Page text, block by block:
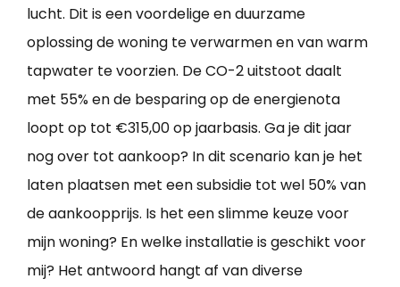
lucht. Dit is een voordelige en duurzame
oplossing de woning te verwarmen en van warm
tapwater te voorzien. De CO-2 uitstoot daalt
met 55% en de besparing op de energienota
loopt op tot €315,00 op jaarbasis. Ga je dit jaar
nog over tot aankoop? In dit scenario kan je het
laten plaatsen met een subsidie tot wel 50% van
de aankoopprijs. Is het een slimme keuze voor
mijn woning? En welke installatie is geschikt voor
mij? Het antwoord hangt af van diverse